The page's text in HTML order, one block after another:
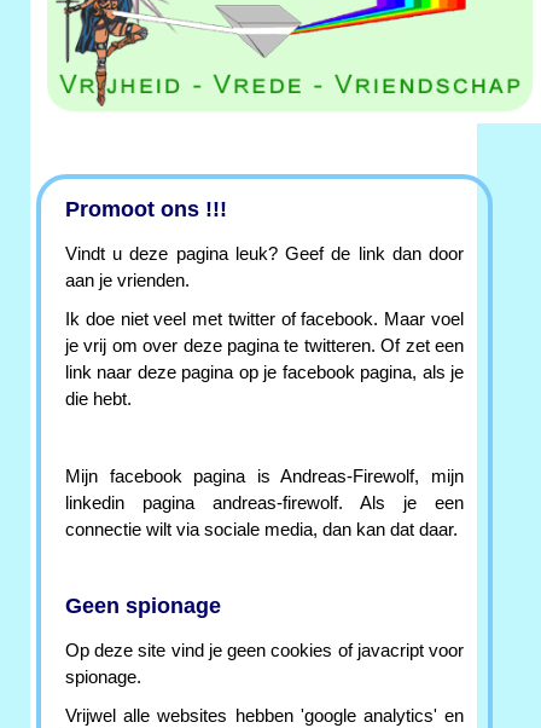
Promoot ons !!!
Vindt u deze pagina leuk? Geef de link dan door
aan je vrienden.
Ik doe niet veel met twitter of facebook. Maar voel
je vrij om over deze pagina te twitteren. Of zet een
link naar deze pagina op je facebook pagina, als je
die hebt.
Mijn facebook pagina is Andreas-Firewolf, mijn
linkedin pagina andreas-firewolf. Als je een
connectie wilt via sociale media, dan kan dat daar.
Geen spionage
Op deze site vind je geen cookies of javacript voor
spionage.
Vrijwel alle websites hebben 'google analytics' en